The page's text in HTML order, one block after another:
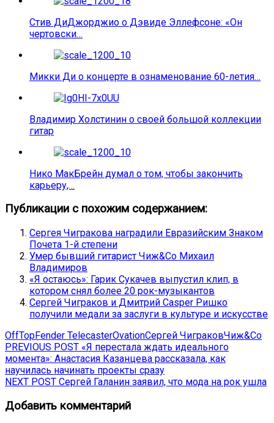
Стив ДиДжорджио о Дэвиде Эллефсоне: «Он
чертовски…
Микки Ди о концерте в ознаменование 60-летия…
Владимир Холстинин о своей большой коллекции
гитар
Нико МакБрейн думал о том, чтобы закончить
карьеру,…
Публикации с похожим содержанием:
Сергея Чигракова наградили Евразийским Знаком
Почета 1-й степени
Умер бывший гитарист Чиж&Co Михаил
Владимиров
«Я остаюсь»: Гарик Сукачев выпустил клип, в
котором снял более 20 рок-музыкантов
Сергей Чиграков и Дмитрий Casper Ришко
получили медали за заслуги в культуре и искусстве
OffTopFender TelecasterOvationСергей ЧиграковЧиж&Co
Навигация
по
записям
PREVIOUS POST Previous
post:
«Я перестала ждать идеального
момента»: Анастасия Казанцева рассказала, как
научилась начинать проекты сразу
NEXT POST Next
Сергей Галанин заявил, что мода на рок ушла
Добавить комментарий